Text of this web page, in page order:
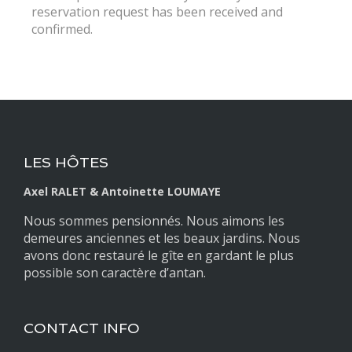
reservation request has been received and
confirmed.
LES HÔTES
Axel RALET & Antoinette LOUMAYE
Nous sommes pensionnés. Nous aimons les
demeures anciennes et les beaux jardins. Nous
avons donc restauré le gîte en gardant le plus
possible son caractère d’antan.
CONTACT INFO